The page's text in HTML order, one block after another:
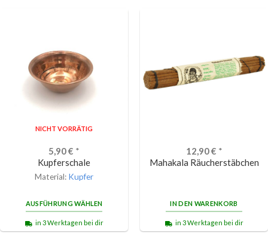
NICHT VORRÄTIG
5,90€ *
Kupferschale
Material: Kupfer
AUSFÜHRUNG WÄHLEN
in 3 Werktagen bei dir
12,90€ *
Mahakala Räucherstäbchen
IN DEN WARENKORB
in 3 Werktagen bei dir